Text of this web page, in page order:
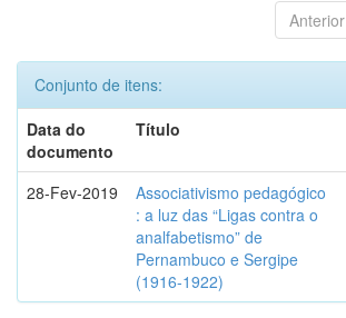
Anterior
Conjunto de itens:
Data do
documento
Título
28-Fev-2019
Associativismo pedagógico
: a luz das “Ligas contra o
analfabetismo” de
Pernambuco e Sergipe
(1916-1922)